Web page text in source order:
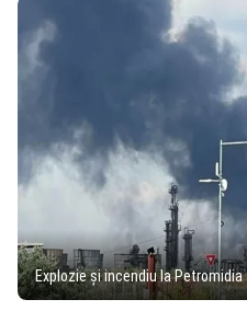
Explozie și incendiu la Petromidia